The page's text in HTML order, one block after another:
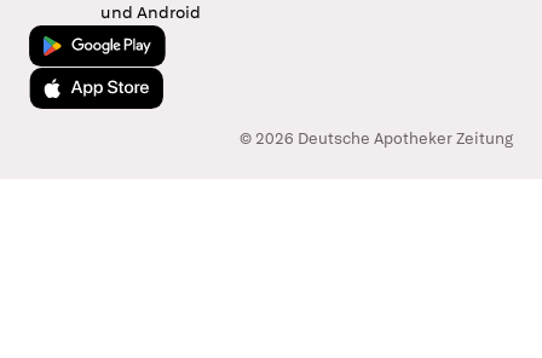
und Android
Jetzt bei Google Play
Laden im App Store
© 2026 Deutsche Apotheker Zeitung